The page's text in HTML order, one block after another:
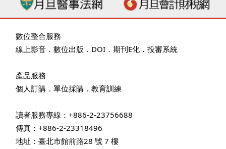
數位整合服務
線上影音 ．數位出版 ． DOI ．期刊E化 ．投審系統
產品服務
個人訂購 ．單位採購 ．教育訓練
讀者服務專線：+886-2-23756688
傳真：+886-2-23318496
地址：臺北市館前路28 號 7 樓